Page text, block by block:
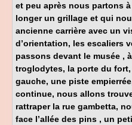
et peu après nous partons
longer un grillage et qui
ancienne carrière avec un
d’orientation, les escaliers
passons devant le musée ,
troglodytes, la porte du fort,
gauche, une piste
continue, nous allons
rattraper la rue gambetta,
face l’allée des pins , un